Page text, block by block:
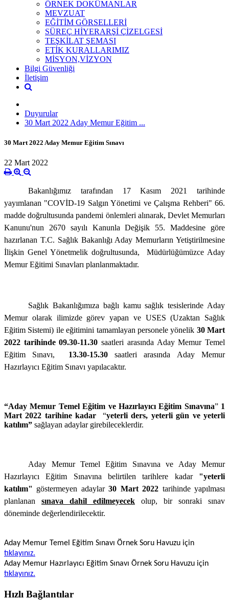
ÖRNEK DOKÜMANLAR
MEVZUAT
EĞİTİM GÖRSELLERİ
SÜREÇ HİYERARŞİ ÇİZELGESİ
TEŞKİLAT ŞEMASI
ETİK KURALLARIMIZ
MİSYON,VİZYON
Bilgi Güvenliği
İletişim
Duyurular
30 Mart 2022 Aday Memur Eğitim ...
30 Mart 2022 Aday Memur Eğitim Sınavı
22 Mart 2022
Bakanlığımız tarafından 17 Kasım 2021 tarihinde
yayımlanan "COVİD-19 Salgın Yönetimi ve Çalışma Rehberi" 66.
madde doğrultusunda pandemi önlemleri alınarak, Devlet Memurları
Kanunu'nun 2670 sayılı Kanunla Değişik 55. Maddesine göre
hazırlanan T.C. Sağlık Bakanlığı Aday Memurların Yetiştirilmesine
İlişkin Genel Yönetmelik doğrultusunda,
Müdürlüğümüzce Aday
Memur Eğitimi Sınavları planlanmaktadır.
Sağlık Bakanlığımıza bağlı kamu sağlık tesislerinde Aday
Memur olarak ilimizde görev yapan ve USES (Uzaktan Sağlık
Eğitim Sistemi) ile eğitimini tamamlayan personele yönelik 30 Mart
2022 tarihinde 09.30-11.30saatleri arasında Aday Memur Temel
Eğitim Sınavı, 13.30-15.30saatleri arasında Aday Memur
Hazırlayıcı Eğitim Sınavı yapılacaktır.
“Aday Memur Temel Eğitim ve Hazırlayıcı Eğitim Sınavına” 1
Mart 2022 tarihine kadar “yeterli ders, yeterli gün ve yeterli
katılım” sağlayan adaylar girebileceklerdir.
Aday Memur Temel Eğitim Sınavına ve Aday Memur
Hazırlayıcı Eğitim Sınavına belirtilen tarihlere kadar "yeterli
katılım" göstermeyen adaylar30 Mart 2022 tarihinde yapılması
planlanan sınava dahil edilmeyecek olup, bir sonraki sınav
döneminde değerlendirilecektir.
Aday Memur Temel Eğitim Sınavı Örnek Soru Havuzu için
tıklayınız.
Aday Memur Hazırlayıcı Eğitim Sınavı Örnek Soru Havuzu için
tıklayınız.
Hızlı Bağlantılar